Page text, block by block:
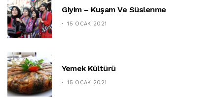
Giyim – Kuşam Ve Süslenme
15 OCAK 2021
Yemek Kültürü
15 OCAK 2021